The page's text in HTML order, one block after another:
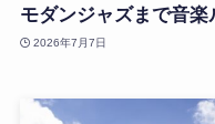
モダンジャズまで音楽
2026年7月7日